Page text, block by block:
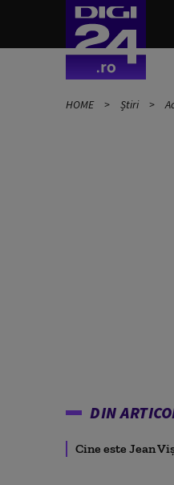
HOME Știri
DIN
Cine este Jean